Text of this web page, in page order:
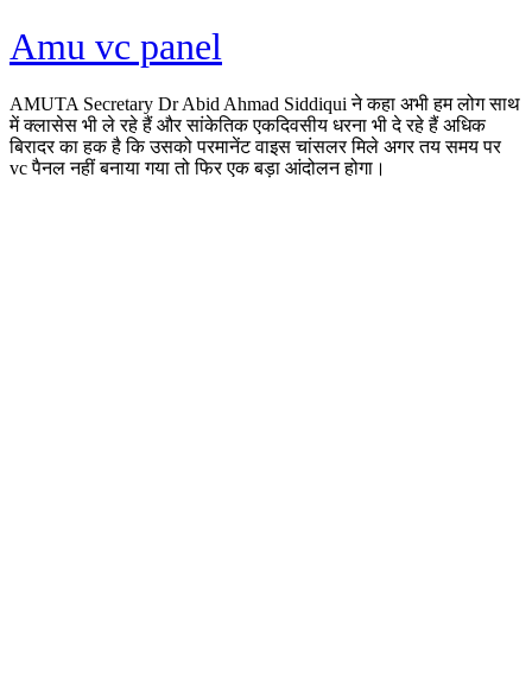
Amu vc panel
AMUTA Secretary Dr Abid Ahmad Siddiqui ने कहा अभी हम लोग साथ
में क्लासेस भी ले रहे हैं और सांकेतिक एकदिवसीय धरना भी दे रहे हैं अधिक
बिरादर का हक है कि उसको परमानेंट वाइस चांसलर मिले अगर तय समय पर
vc पैनल नहीं बनाया गया तो फिर एक बड़ा आंदोलन होगा।